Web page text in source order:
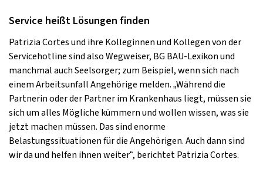
Service heißt Lösungen finden
Patrizia Cortes und ihre Kolleginnen und Kollegen von der
Servicehotline sind also Wegweiser, BG BAU-Lexikon und
manchmal auch Seelsorger; zum Beispiel, wenn sich nach
einem Arbeitsunfall Angehörige melden. „Während die
Partnerin oder der Partner im Krankenhaus liegt, müssen sie
sich um alles Mögliche kümmern und wollen wissen, was sie
jetzt machen müssen. Das sind enorme
Belastungssituationen für die Angehörigen. Auch dann sind
wir da und helfen ihnen weiter“, berichtet Patrizia Cortes.